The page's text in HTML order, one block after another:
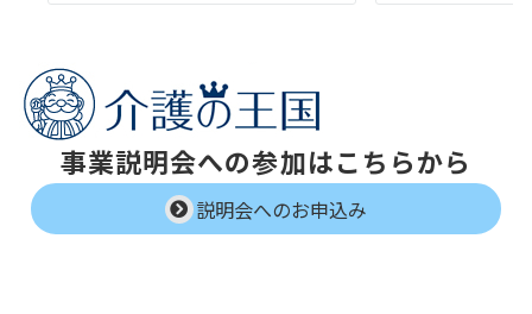
事業説明会への参加はこちらから
説明会へのお申込み